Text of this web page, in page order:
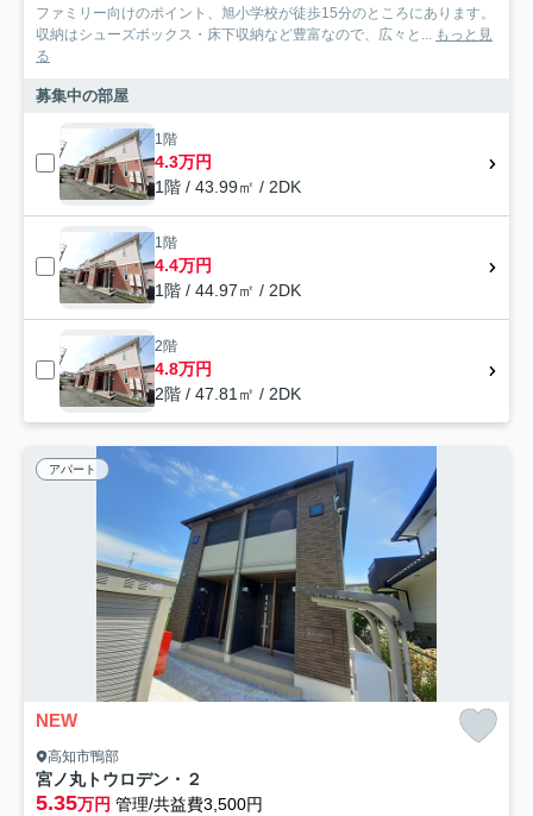
ファミリー向けのポイント、旭小学校が徒歩15分のところにあります。
収納はシューズボックス・床下収納など豊富なので、広々と...
もっと見
る
募集中の部屋
1階
4.3万円
1階 / 43.99㎡ / 2DK
1階
4.4万円
1階 / 44.97㎡ / 2DK
2階
4.8万円
2階 / 47.81㎡ / 2DK
アパート
NEW
高知市鴨部
宮ノ丸トウロデン・２
5.35万円 管理/共益費3,500円